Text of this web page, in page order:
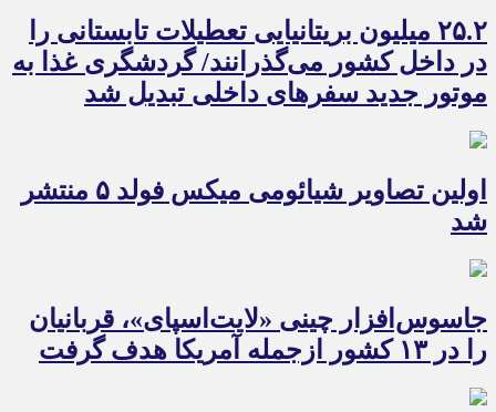
۲۵.۲ میلیون بریتانیایی تعطیلات تابستانی را
در داخل کشور می‌گذرانند/ گردشگری غذا به
موتور جدید سفرهای داخلی تبدیل شد
اولین تصاویر شیائومی میکس فولد ۵ منتشر
شد
جاسوس‌افزار چینی «لایت‌اسپای»، قربانیان
را در ۱۳ کشور ازجمله آمریکا هدف گرفت